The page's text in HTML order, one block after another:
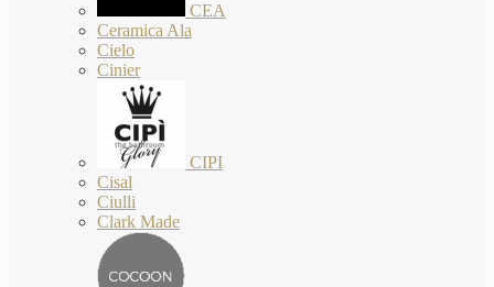
CEA
Ceramica Ala
Cielo
Cinier
CIPI
Cisal
Ciulli
Clark Made